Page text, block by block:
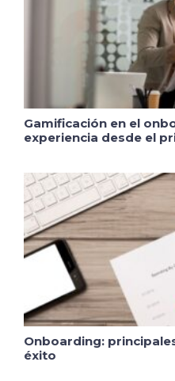
Gamificación en el
experiencia desde el
Onboarding:
éxito